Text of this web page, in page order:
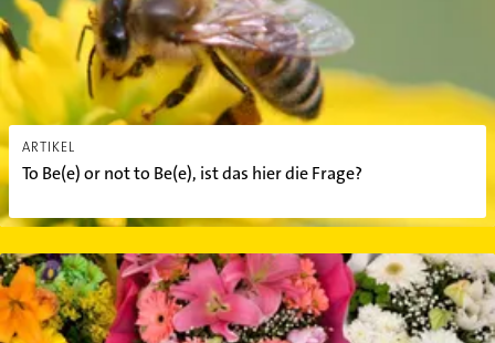
ARTIKEL
To Be(e) or not to Be(e), ist das hier die Frage?
Blumensprache: Was Rosen, Tulpen & Lilien insgeheim bedeuten